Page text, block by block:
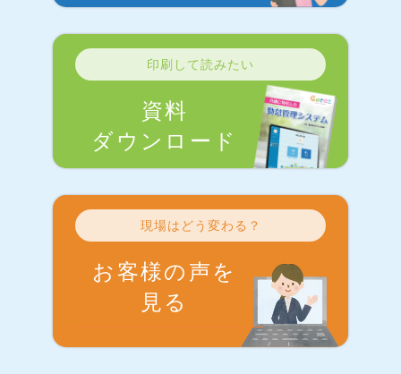
印刷して読みたい
資料
ダウンロード
現場はどう変わる？
お客様の声を
見る